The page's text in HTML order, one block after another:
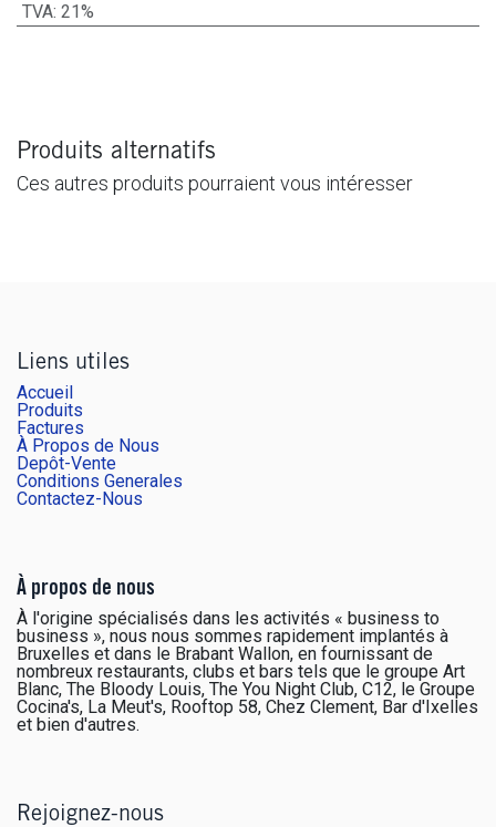
TVA: 21%
Produits alternatifs
Ces autres produits pourraient vous intéresser
Liens utiles
Accueil
Produits
Factures
À Propos de Nous
Depôt-Vente
Conditions Generales
Contactez-Nous
À propos de nous
À l'origine spécialisés dans les activités « business to
business », nous nous sommes rapidement implantés à
Bruxelles et dans le Brabant Wallon, en fournissant de
nombreux restaurants, clubs et bars tels que le groupe Art
Blanc, The Bloody Louis, The You Night Club, C12, le Groupe
Cocina's, La Meut's, Rooftop 58, Chez Clement, Bar d'Ixelles
et bien d'autres.
Rejoignez-nous